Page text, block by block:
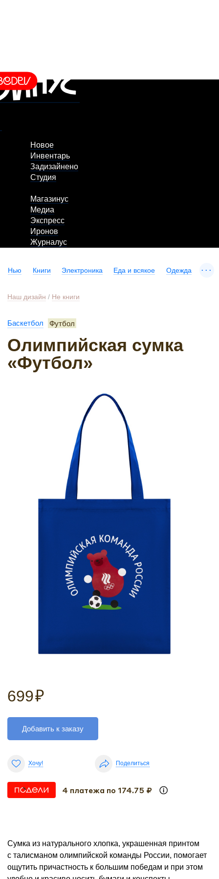
Новое
Инвентарь
Задизайнено
Студия
Магазинус
Медиа
Экспресс
Иронов
Журналус
Нью Книги Электроника Еда и всякое Одежда ...
Наш дизайн / Не книги
Баскетбол Футбол
Олимпийская сумка
«Футбол»
699₽
Добавить к заказу
Хочу! Поделиться
4 платежа по 174.75 ₽
Сумка из натурального хлопка, украшенная принтом
с талисманом олимпийской команды России, помогает
ощутить причастность к большим победам и при этом